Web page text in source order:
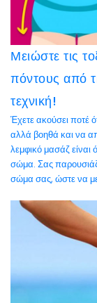
Μειώστε τις
πόντους από
τεχνική!
Έχετε ακούσει ποτέ
αλλά βοηθά και να
λεμφικό μασάζ είναι
σώμα. Σας
σώμα σας, ώστε να